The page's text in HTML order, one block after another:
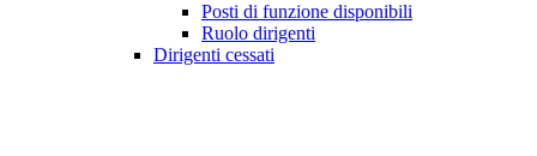
Posti di funzione disponibili
Ruolo dirigenti
Dirigenti cessati